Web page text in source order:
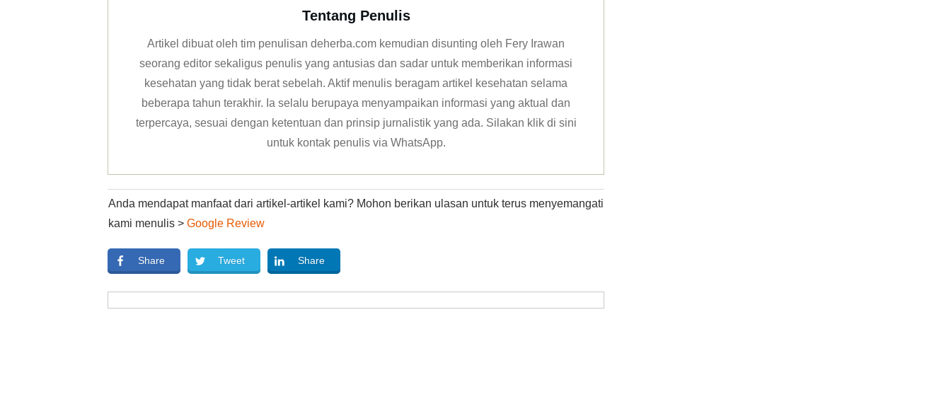
Tentang Penulis
Artikel dibuat oleh tim penulisan deherba.com kemudian disunting oleh Fery Irawan
seorang editor sekaligus penulis yang antusias dan sadar untuk memberikan informasi
kesehatan yang tidak berat sebelah. Aktif menulis beragam artikel kesehatan selama
beberapa tahun terakhir. Ia selalu berupaya menyampaikan informasi yang aktual dan
terpercaya, sesuai dengan ketentuan dan prinsip jurnalistik yang ada. Silakan klik di sini
untuk kontak penulis via WhatsApp.
Anda mendapat manfaat dari artikel-artikel kami? Mohon berikan ulasan untuk terus menyemangati
kami menulis > Google Review
Share Tweet Share